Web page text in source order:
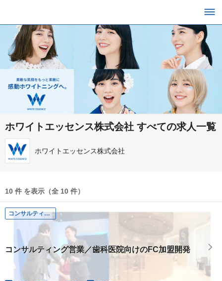
ホワイトエッセンス株式会社 すべての求人一覧
ホワイトエッセンス株式会社
10 件 を表示（全 10 件）
コンサルティング営業／歯科医院向けのFC加盟開発
コンサルティング営業／歯科医院向けのFC加盟開発